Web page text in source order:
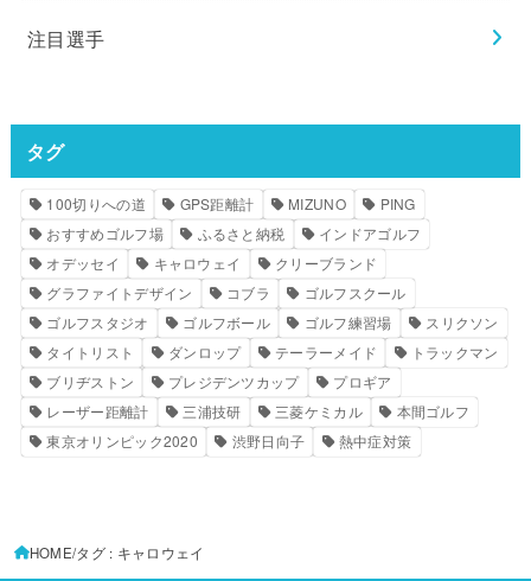
注目選手
タグ
100切りへの道 GPS距離計 MIZUNO
PING
おすすめゴルフ場
ふるさと納税
インドアゴルフ
オデッセイ
キャロウェイ
クリーブランド
グラファイトデザイン
コブラ
ゴルフスクール
ゴルフスタジオ
ゴルフボール ゴルフ練習場
スリクソン
タイトリスト
ダンロップ テーラーメイド
トラックマン
ブリヂストン
プレジデンツカップ
プロギア
レーザー距離計
三浦技研 三菱ケミカル
本間ゴルフ
東京オリンピック2020
渋野日向子 熱中症対策
HOME タグ : キャロウェイ